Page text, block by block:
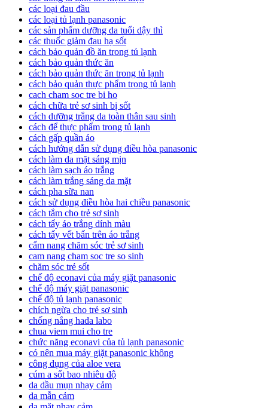
các loại đau đầu
các loại tủ lạnh panasonic
các sản phẩm dưỡng da tuổi dậy thì
các thuốc giảm đau hạ sốt
cách bảo quản đồ ăn trong tủ lạnh
cách bảo quản thức ăn
cách bảo quản thức ăn trong tủ lạnh
cách bảo quản thực phẩm trong tủ lạnh
cach cham soc tre bi ho
cách chữa trẻ sơ sinh bị sốt
cách dưỡng trắng da toàn thân sau sinh
cách để thực phẩm trong tủ lạnh
cách gấp quần áo
cách hướng dẫn sử dụng điều hòa panasonic
cách làm da mặt sáng mịn
cách làm sạch áo trắng
cách làm trắng sáng da mặt
cách pha sữa nan
cách sử dụng điều hòa hai chiều panasonic
cách tắm cho trẻ sơ sinh
cách tẩy áo trắng dính màu
cách tẩy vết bẩn trên áo trắng
cẩm nang chăm sóc trẻ sơ sinh
cam nang cham soc tre so sinh
chăm sóc trẻ sốt
chế độ econavi của máy giặt panasonic
chế độ máy giặt panasonic
chế độ tủ lạnh panasonic
chích ngừa cho trẻ sơ sinh
chống nắng hada labo
chua viem mui cho tre
chức năng econavi của tủ lạnh panasonic
có nên mua máy giặt panasonic không
công dụng của aloe vera
cúm a sốt bao nhiêu độ
da dầu mụn nhạy cảm
da mẫn cảm